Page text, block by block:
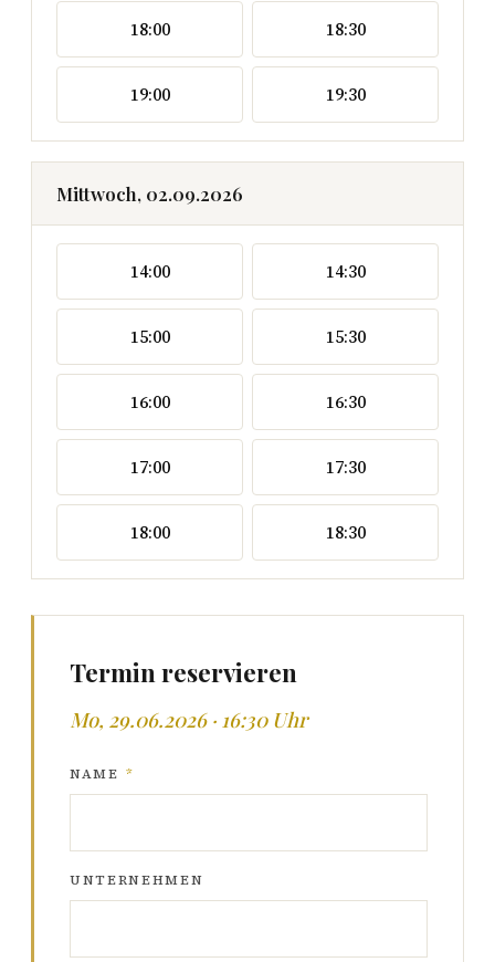
18:00 18:30
19:00 19:30
Mittwoch, 02.09.2026
14:00 14:30
15:00 15:30
16:00 16:30
17:00 17:30
18:00 18:30
Termin reservieren
Mo, 29.06.2026 · 16:30 Uhr
NAME *
UNTERNEHMEN